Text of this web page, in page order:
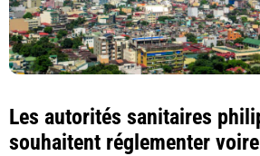
Les autorités sanitaires
souhaitent réglementer